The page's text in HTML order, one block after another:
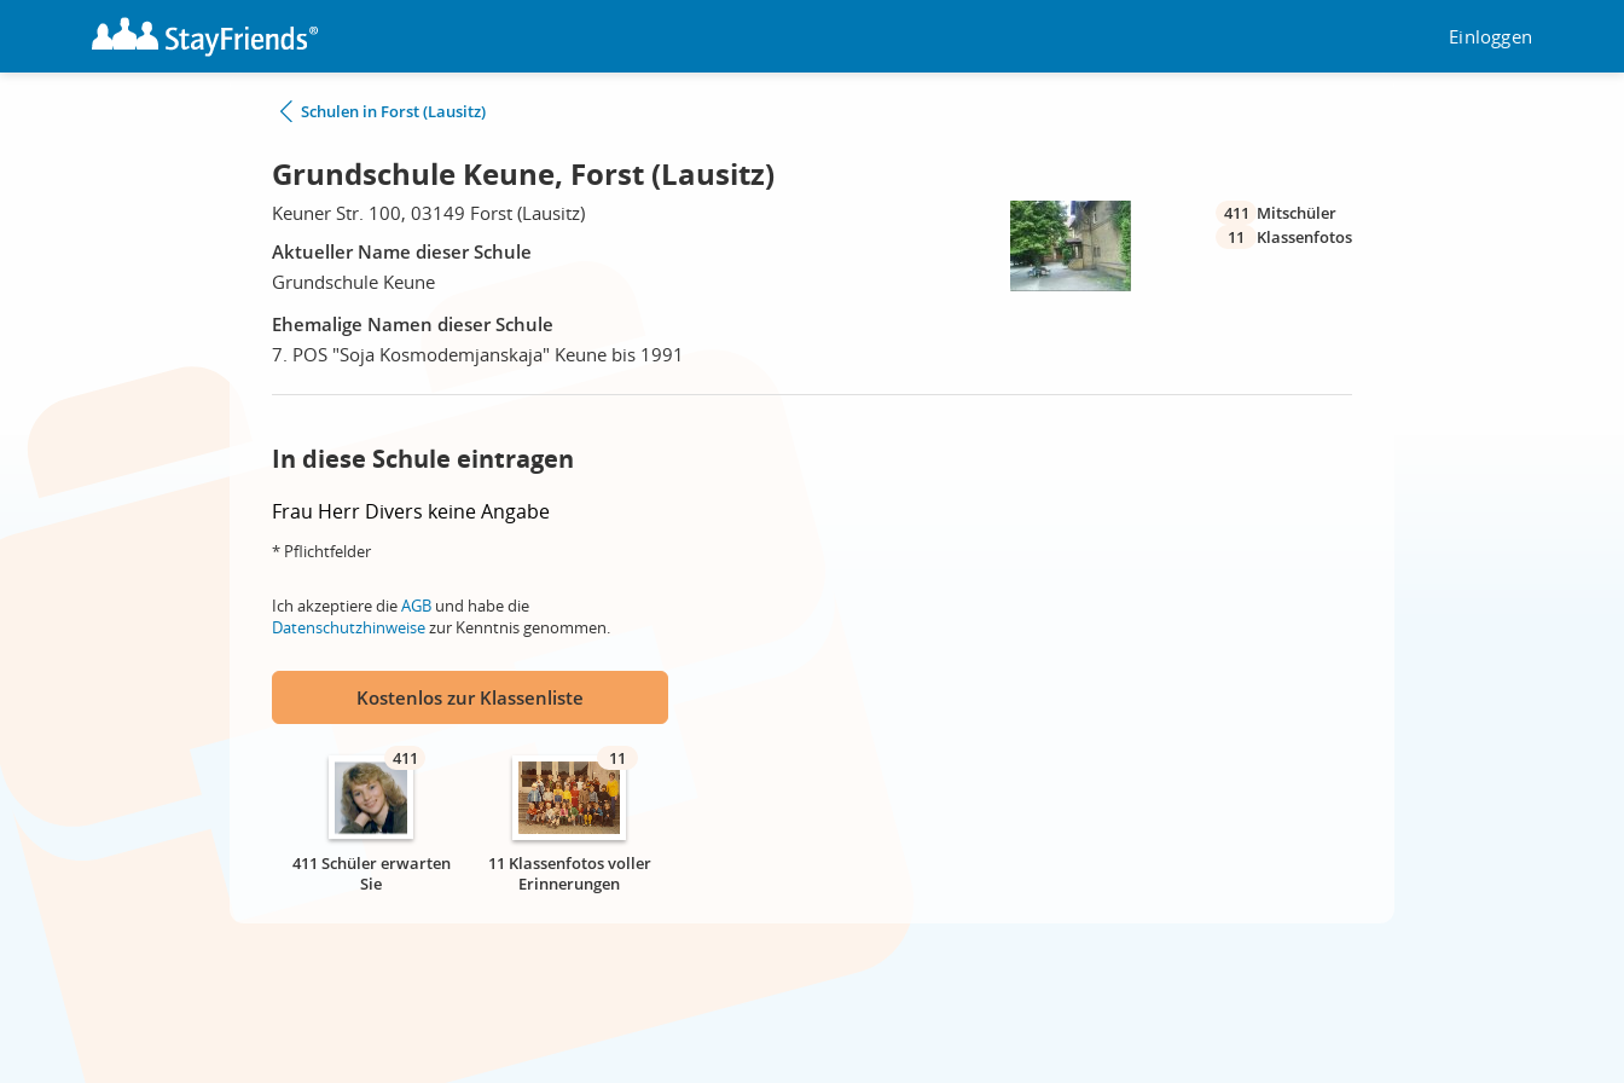
Einloggen
Schulen in Forst (Lausitz)
Grundschule Keune, Forst (Lausitz)
Keuner Str. 100, 03149 Forst (Lausitz)
Aktueller Name dieser Schule
Grundschule Keune
Ehemalige Namen dieser Schule
7. POS "Soja Kosmodemjanskaja" Keune bis 1991
411 Mitschüler
11
Klassenfotos
In diese Schule eintragen
Frau Herr Divers keine Angabe
* Pflichtfelder
Ich akzeptiere dieAGB und habe die
Datenschutzhinweisezur Kenntnis genommen.
Kostenlos zur Klassenliste
411
411 Schüler erwarten
Sie
11
11 Klassenfotos voller
Erinnerungen